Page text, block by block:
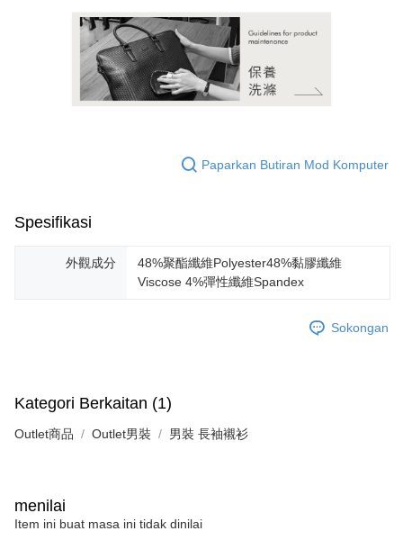
Paparkan Butiran Mod Komputer
Spesifikasi
外觀成分
48%聚酯纖維Polyester48%黏膠纖維
Viscose 4%彈性纖維Spandex
Sokongan
Kategori Berkaitan (1)
Outlet商品 Outlet男裝 男裝 長袖襯衫
menilai
Item ini buat masa ini tidak dinilai